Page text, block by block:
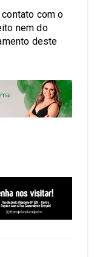
com o
nem do
deste